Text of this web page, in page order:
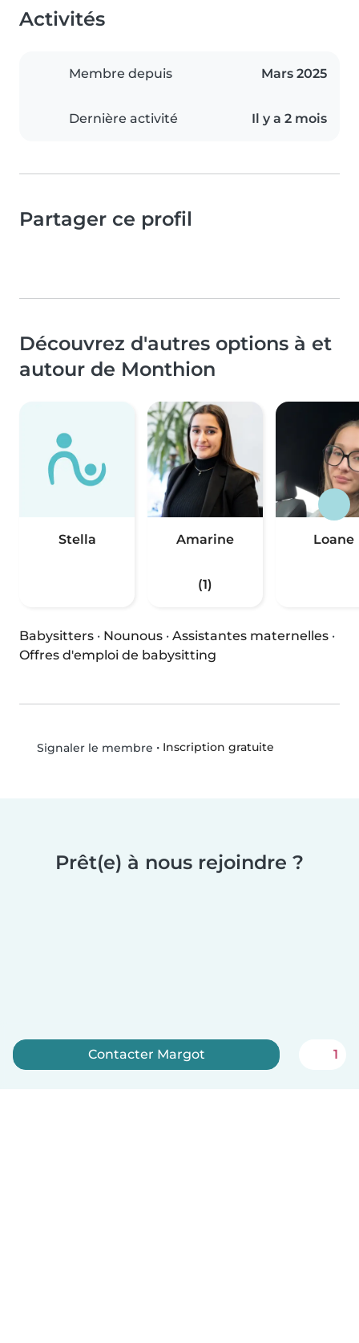
Activités
Membre depuis Mars 2025
Dernière activité Il y a 2 mois
Partager ce profil
Découvrez d'autres options à et
autour de Monthion
Stella Amarine
(1)
Loane
Babysitters · Nounous · Assistantes maternelles ·
Offres d'emploi de babysitting
Signaler le membre • Inscription gratuite
Prêt(e) à nous rejoindre ?
Contacter Margot 1